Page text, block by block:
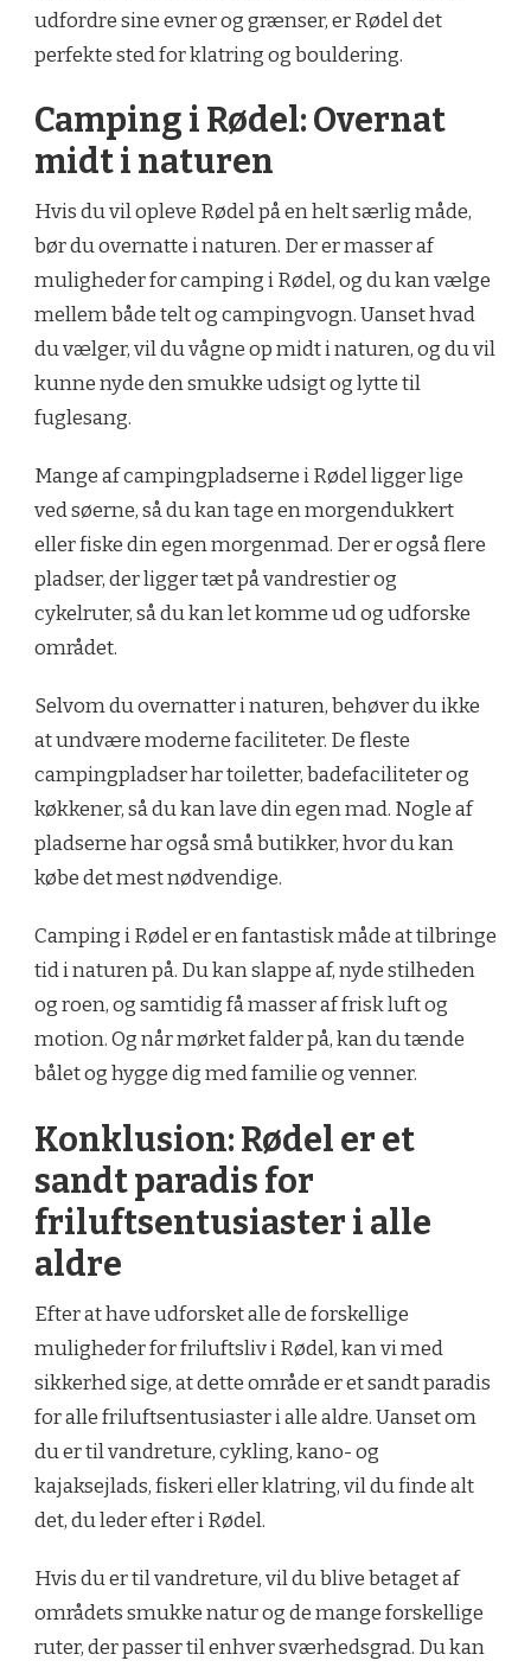
udfordre sine evner og grænser, er Rødel det
perfekte sted for klatring og bouldering.
Camping i Rødel: Overnat
midt i naturen
Hvis du vil opleve Rødel på en helt særlig måde,
bør du overnatte i naturen. Der er masser af
muligheder for camping i Rødel, og du kan vælge
mellem både telt og campingvogn. Uanset hvad
du vælger, vil du vågne op midt i naturen, og du vil
kunne nyde den smukke udsigt og lytte til
fuglesang.
Mange af campingpladserne i Rødel ligger lige
ved søerne, så du kan tage en morgendukkert
eller fiske din egen morgenmad. Der er også flere
pladser, der ligger tæt på vandrestier og
cykelruter, så du kan let komme ud og udforske
området.
Selvom du overnatter i naturen, behøver du ikke
at undvære moderne faciliteter. De fleste
campingpladser har toiletter, badefaciliteter og
køkkener, så du kan lave din egen mad. Nogle af
pladserne har også små butikker, hvor du kan
købe det mest nødvendige.
Camping i Rødel er en fantastisk måde at tilbringe
tid i naturen på. Du kan slappe af, nyde stilheden
og roen, og samtidig få masser af frisk luft og
motion. Og når mørket falder på, kan du tænde
bålet og hygge dig med familie og venner.
Konklusion: Rødel er et
sandt paradis for
friluftsentusiaster i alle
aldre
Efter at have udforsket alle de forskellige
muligheder for friluftsliv i Rødel, kan vi med
sikkerhed sige, at dette område er et sandt paradis
for alle friluftsentusiaster i alle aldre. Uanset om
du er til vandreture, cykling, kano- og
kajaksejlads, fiskeri eller klatring, vil du finde alt
det, du leder efter i Rødel.
Hvis du er til vandreture, vil du blive betaget af
områdets smukke natur og de mange forskellige
ruter, der passer til enhver sværhedsgrad. Du kan